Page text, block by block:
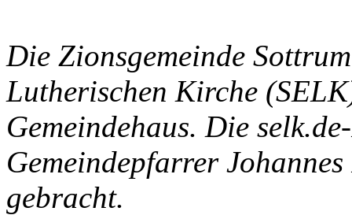
Die Zionsgemeinde
Lutherischen Kirche
Gemeindehaus. Die
Gemeindepfarrer
gebracht.